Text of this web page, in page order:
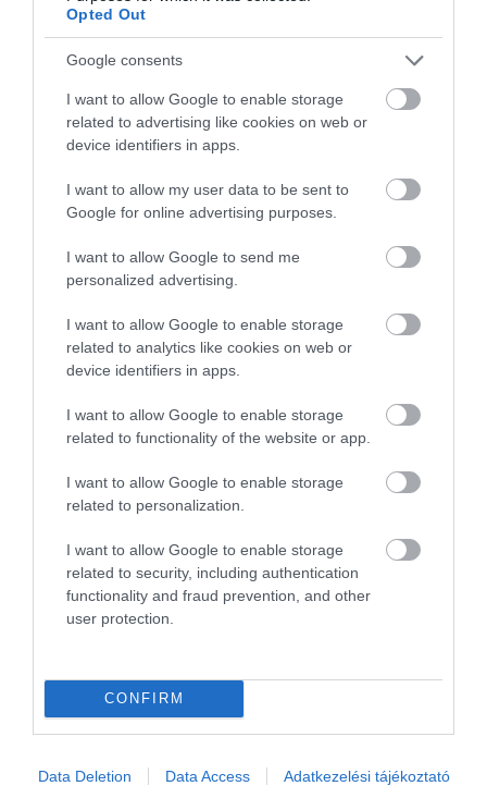
Opted Out
Google consents
I want to allow Google to enable storage
related to advertising like cookies on web or
device identifiers in apps.
I want to allow my user data to be sent to
Google for online advertising purposes.
I want to allow Google to send me
personalized advertising.
I want to allow Google to enable storage
related to analytics like cookies on web or
device identifiers in apps.
I want to allow Google to enable storage
related to functionality of the website or app.
I want to allow Google to enable storage
related to personalization.
I want to allow Google to enable storage
related to security, including authentication
functionality and fraud prevention, and other
user protection.
CONFIRM
Data Deletion Data Access Adatkezelési tájékoztató
megszerzi a…
Most januárban mutatkozik be az új
autót
Honda S660 Európának is?